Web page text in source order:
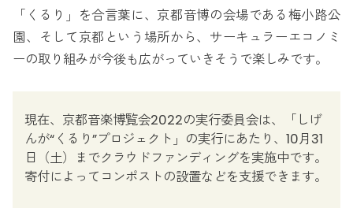
「くるり」を合言葉に、京都音博の会場である梅小路公
園、そして京都という場所から、サーキュラーエコノミ
ーの取り組みが今後も広がっていきそうで楽しみです。
現在、京都音楽博覧会2022の実行委員会は、「しげ
んが“くるり”プロジェクト」の実行にあたり、10月31
日（土）までクラウドファンディングを実施中です。
寄付によってコンポストの設置などを支援できます。